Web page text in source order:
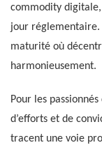
commodity digitale,
jour réglementaire.
maturité où
harmonieusement.
Pour les
d’efforts et de
tracent une voie